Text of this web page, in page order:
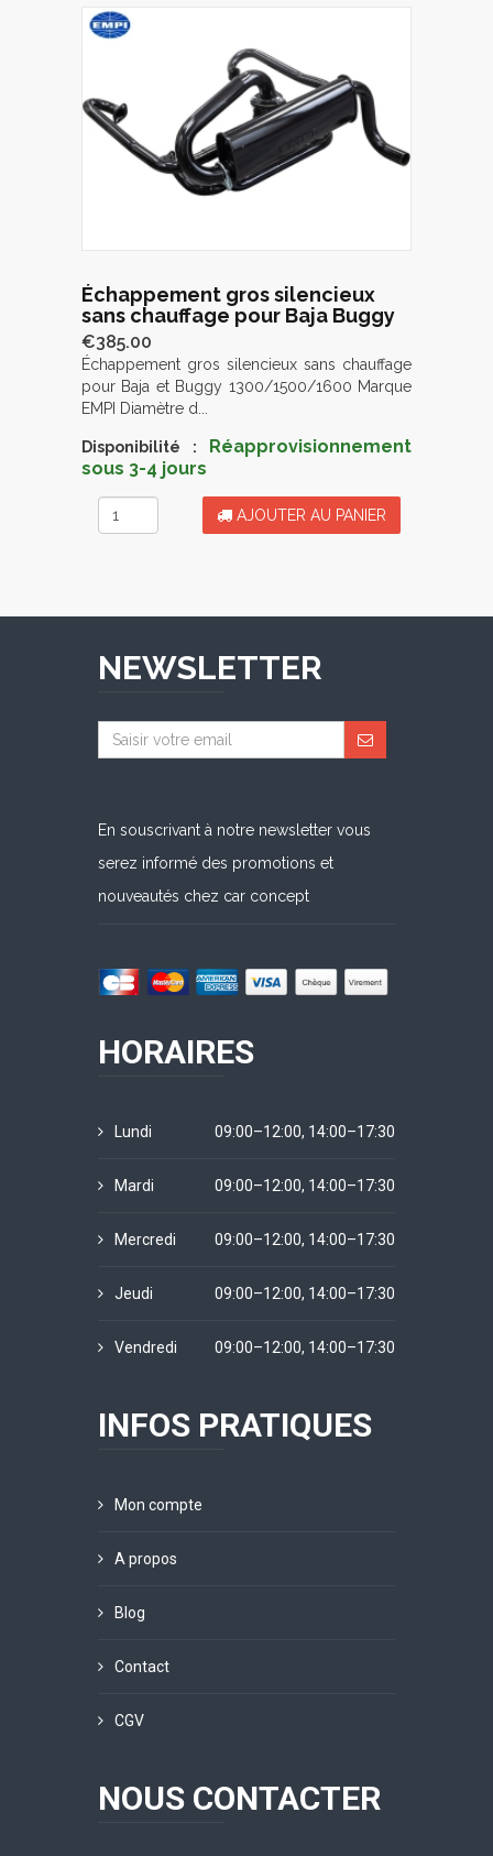
Échappement gros silencieux
sans chauffage pour Baja Buggy
€385.00
Échappement gros silencieux sans chauffage
pour Baja et Buggy 1300/1500/1600 Marque
EMPI Diamètre d...
Disponibilité :
Réapprovisionnement
sous 3-4 jours
AJOUTER AU PANIER
NEWSLETTER
En souscrivant à notre newsletter vous
serez informé des promotions et
nouveautés chez car concept
HORAIRES
Lundi 09:00–12:00, 14:00–17:30
Mardi 09:00–12:00, 14:00–17:30
Mercredi 09:00–12:00, 14:00–17:30
Jeudi 09:00–12:00, 14:00–17:30
Vendredi 09:00–12:00, 14:00–17:30
INFOS PRATIQUES
Mon compte
A propos
Blog
Contact
CGV
NOUS CONTACTER